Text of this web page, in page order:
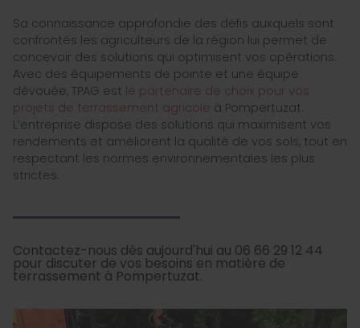
Sa connaissance approfondie des défis auxquels sont
confrontés les agriculteurs de la région lui permet de
concevoir des solutions qui optimisent vos opérations.
Avec des équipements de pointe et une équipe
dévouée, TPAG est le partenaire de choix pour vos
projets de terrassement agricole à Pompertuzat.
L’entreprise dispose des solutions qui maximisent vos
rendements et améliorent la qualité de vos sols, tout en
respectant les normes environnementales les plus
strictes.
Contactez-nous dès aujourd'hui au 06 66 29 12 44
pour discuter de vos besoins en matière de
terrassement à Pompertuzat.